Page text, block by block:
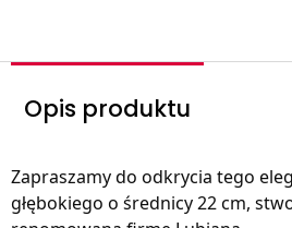
Opis produktu
Zapraszamy do odkrycia tego
głębokiego o średnicy 22 cm,